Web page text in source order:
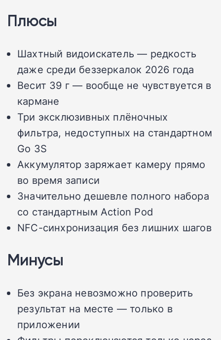
Плюсы
Шахтный видоискатель — редкость
даже среди беззеркалок 2026 года
Весит 39 г — вообще не чувствуется в
кармане
Три эксклюзивных плёночных
фильтра, недоступных на стандартном
Go 3S
Аккумулятор заряжает камеру прямо
во время записи
Значительно дешевле полного набора
со стандартным Action Pod
NFC-синхронизация без лишних шагов
Минусы
Без экрана невозможно проверить
результат на месте — только в
приложении